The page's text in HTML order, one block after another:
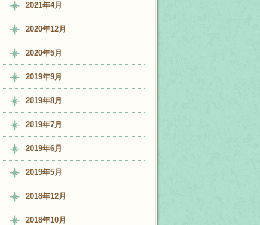
2021年4月
2020年12月
2020年5月
2019年9月
2019年8月
2019年7月
2019年6月
2019年5月
2018年12月
2018年10月